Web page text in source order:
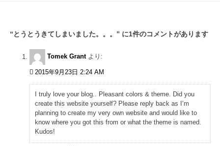
ビ
ゲ
“とうとうきてしまいました。。。 ” に1件のコメントがあります
Tomek Grant より:
2015年9月23日 2:24 AM
I truly love your blog.. Pleasant colors & theme. Did you
create this website yourself? Please reply back as I’m
planning to create my very own website and would like to
know where you got this from or what the theme is named.
Kudos!